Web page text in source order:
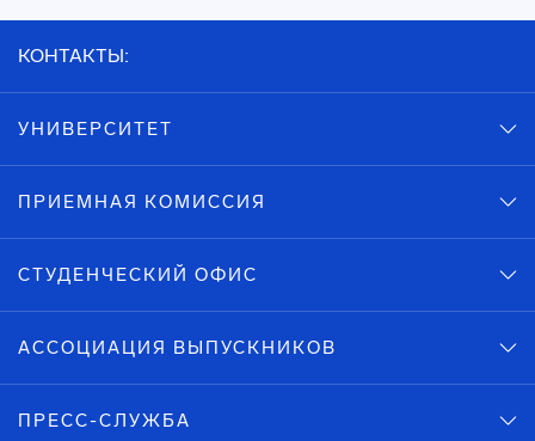
КОНТАКТЫ:
УНИВЕРСИТЕТ
ПРИЕМНАЯ КОМИССИЯ
СТУДЕНЧЕСКИЙ ОФИС
АССОЦИАЦИЯ ВЫПУСКНИКОВ
ПРЕСС-СЛУЖБА